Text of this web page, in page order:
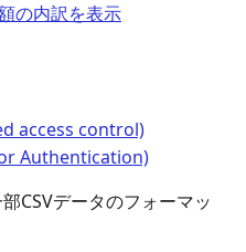
の内訳を表示
access control)
Authentication)
CSVデータのフォーマッ